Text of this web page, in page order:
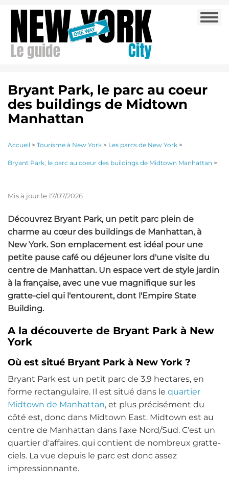
Aller
contenu
principal
Bryant Park, le parc au coeur
des buildings de Midtown
Manhattan
Accueil > Tourisme à New York > Les parcs de New York >
Bryant Park, le parc au coeur des buildings de Midtown Manhattan >
Mis à jour le 17/07/2026
Découvrez Bryant Park, un petit parc plein de
charme au cœur des buildings de Manhattan, à
New York. Son emplacement est idéal pour une
petite pause café ou déjeuner lors d'une visite du
centre de Manhattan. Un espace vert de style jardin
à la française, avec une vue magnifique sur les
gratte-ciel qui l'entourent, dont l'Empire State
Building.
A la découverte de Bryant Park à New
York
Où est situé Bryant Park à New York ?
Bryant Park est un petit parc de 3,9 hectares, en
forme rectangulaire. Il est situé dans le quartier
Midtown de Manhattan, et plus précisément du
côté est, donc dans Midtown East. Midtown est au
centre de Manhattan dans l'axe Nord/Sud. C'est un
quartier d'affaires, qui contient de nombreux gratte-
ciels. La vue depuis le parc est donc assez
impressionnante.